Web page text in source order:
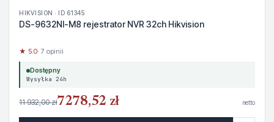
HIKVISION · ID 61345
DS-9632NI-M8 rejestrator NVR 32ch Hikvision
★ 5.0· 7 opinii
Dostępny
Wysyłka 24h
11 932,00 zł7278,52 zł netto